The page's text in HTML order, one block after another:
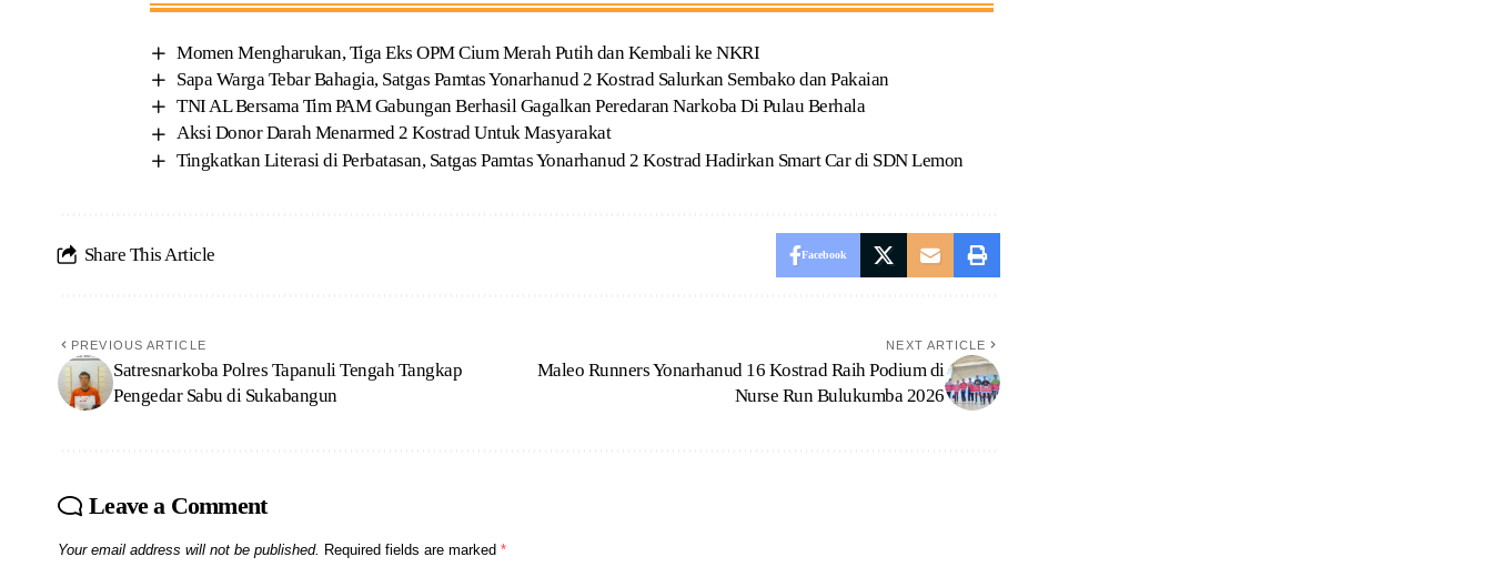
Momen Mengharukan, Tiga Eks OPM Cium Merah Putih dan Kembali ke NKRI
Sapa Warga Tebar Bahagia, Satgas Pamtas Yonarhanud 2 Kostrad Salurkan Sembako dan Pakaian
TNI AL Bersama Tim PAM Gabungan Berhasil Gagalkan Peredaran Narkoba Di Pulau Berhala
Aksi Donor Darah Menarmed 2 Kostrad Untuk Masyarakat
Tingkatkan Literasi di Perbatasan, Satgas Pamtas Yonarhanud 2 Kostrad Hadirkan Smart Car di SDN Lemon
Share This Article Facebook
PREVIOUS ARTICLE
Satresnarkoba Polres Tapanuli Tengah Tangkap
Pengedar Sabu di Sukabangun
NEXT ARTICLE
Maleo Runners Yonarhanud 16 Kostrad Raih Podium di
Nurse Run Bulukumba 2026
Leave a Comment
Your email address will not be published. Required fields are marked *